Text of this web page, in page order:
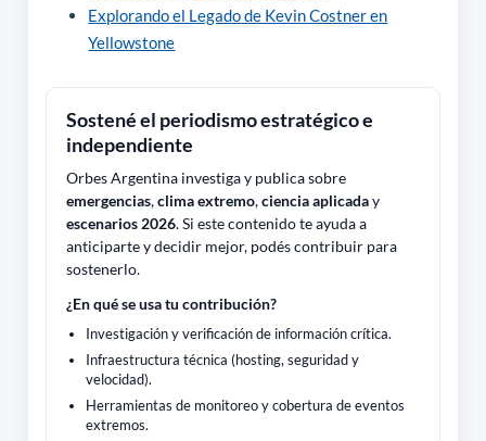
Explorando el Legado de Kevin Costner en
Yellowstone
Sostené el periodismo estratégico e
independiente
Orbes Argentina investiga y publica sobre
emergencias,clima extremo,ciencia aplicaday
escenarios 2026. Si este contenido te ayuda a
anticiparte y decidir mejor, podés contribuir para
sostenerlo.
¿En qué se usa tu contribución?
Investigación y verificación de información crítica.
Infraestructura técnica (hosting, seguridad y
velocidad).
Herramientas de monitoreo y cobertura de eventos
extremos.